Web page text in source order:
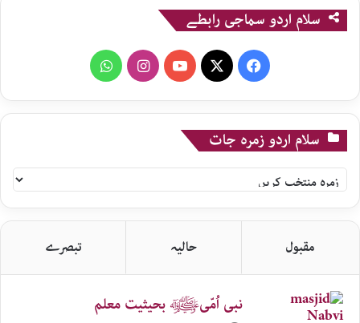
سلام اردو سماجی رابطے
Facebook
YouTube
Instagram
WhatsApp
سلام اردو زمرہ جات
سلام
اردو
زمرہ
جات
مقبول حالیہ تبصرے
نبی اُمّیﷺ بحیثیت معلم